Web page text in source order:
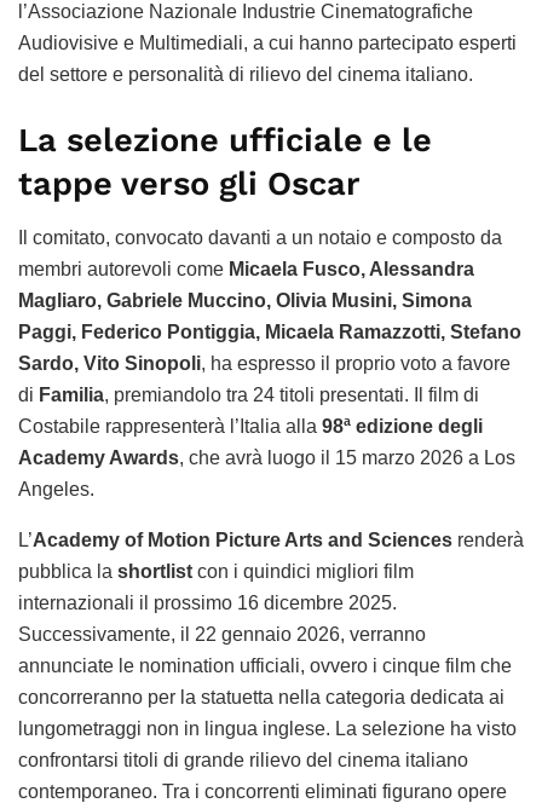
l’Associazione Nazionale Industrie Cinematografiche
Audiovisive e Multimediali, a cui hanno partecipato esperti
del settore e personalità di rilievo del cinema italiano.
La selezione ufficiale e le
tappe verso gli Oscar
Il comitato, convocato davanti a un notaio e composto da
membri autorevoli come Micaela Fusco, Alessandra
Magliaro, Gabriele Muccino, Olivia Musini, Simona
Paggi, Federico Pontiggia, Micaela Ramazzotti, Stefano
Sardo, Vito Sinopoli, ha espresso il proprio voto a favore
di Familia, premiandolo tra 24 titoli presentati. Il film di
Costabile rappresenterà l’Italia alla 98ª edizione degli
Academy Awards, che avrà luogo il 15 marzo 2026 a Los
Angeles.
L’Academy of Motion Picture Arts and Sciences renderà
pubblica la shortlist con i quindici migliori film
internazionali il prossimo 16 dicembre 2025.
Successivamente, il 22 gennaio 2026, verranno
annunciate le nomination ufficiali, ovvero i cinque film che
concorreranno per la statuetta nella categoria dedicata ai
lungometraggi non in lingua inglese. La selezione ha visto
confrontarsi titoli di grande rilievo del cinema italiano
contemporaneo. Tra i concorrenti eliminati figurano opere